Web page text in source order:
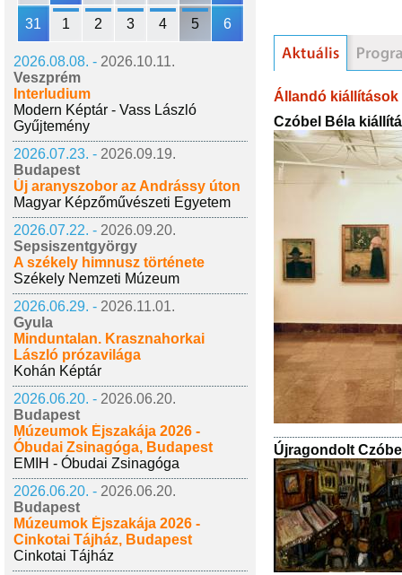
31 1 2 3 4 5 6
2026.08.08. - 2026.10.11.
Veszprém
Interludium
Modern Képtár - Vass László
Gyűjtemény
2026.07.23. - 2026.09.19.
Budapest
Új aranyszobor az Andrássy úton
Magyar Képzőművészeti Egyetem
2026.07.22. - 2026.09.20.
Sepsiszentgyörgy
A székely himnusz története
Székely Nemzeti Múzeum
2026.06.29. - 2026.11.01.
Gyula
Minduntalan. Krasznahorkai
László prózavilága
Kohán Képtár
2026.06.20. - 2026.06.20.
Budapest
Múzeumok Éjszakája 2026 -
Óbudai Zsinagóga, Budapest
EMIH - Óbudai Zsinagóga
2026.06.20. - 2026.06.20.
Budapest
Múzeumok Éjszakája 2026 -
Cinkotai Tájház, Budapest
Cinkotai Tájház
Állandó kiállítások
Czóbel Béla
Újragondolt